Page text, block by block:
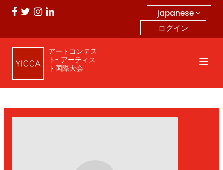
japanese
ログイン
アートコンテス
ト- アーティス
ト国際大会